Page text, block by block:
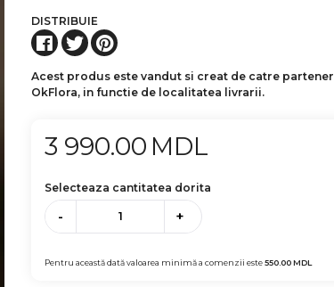
DISTRIBUIE
Acest produs este vandut si creat de catre partener
OkFlora, in functie de localitatea livrarii.
3 990.00 MDL
Selecteaza cantitatea dorita
- +
Pentru această dată valoarea minimă a comenzii este550.00MDL